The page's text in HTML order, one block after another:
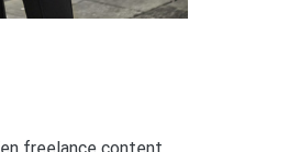
freelance content